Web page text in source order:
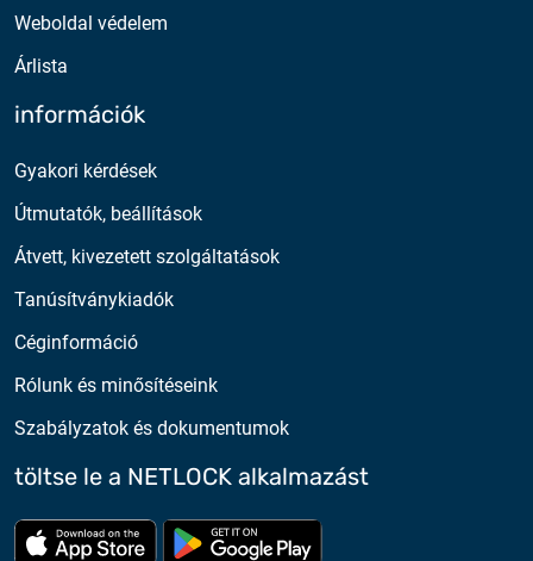
Weboldal védelem
Árlista
információk
Gyakori kérdések
Útmutatók, beállítások
Átvett, kivezetett szolgáltatások
Tanúsítványkiadók
Céginformáció
Rólunk és minősítéseink
Szabályzatok és dokumentumok
töltse le a NETLOCK alkalmazást
Töltse le az App Store-bólTöltse le a google play-